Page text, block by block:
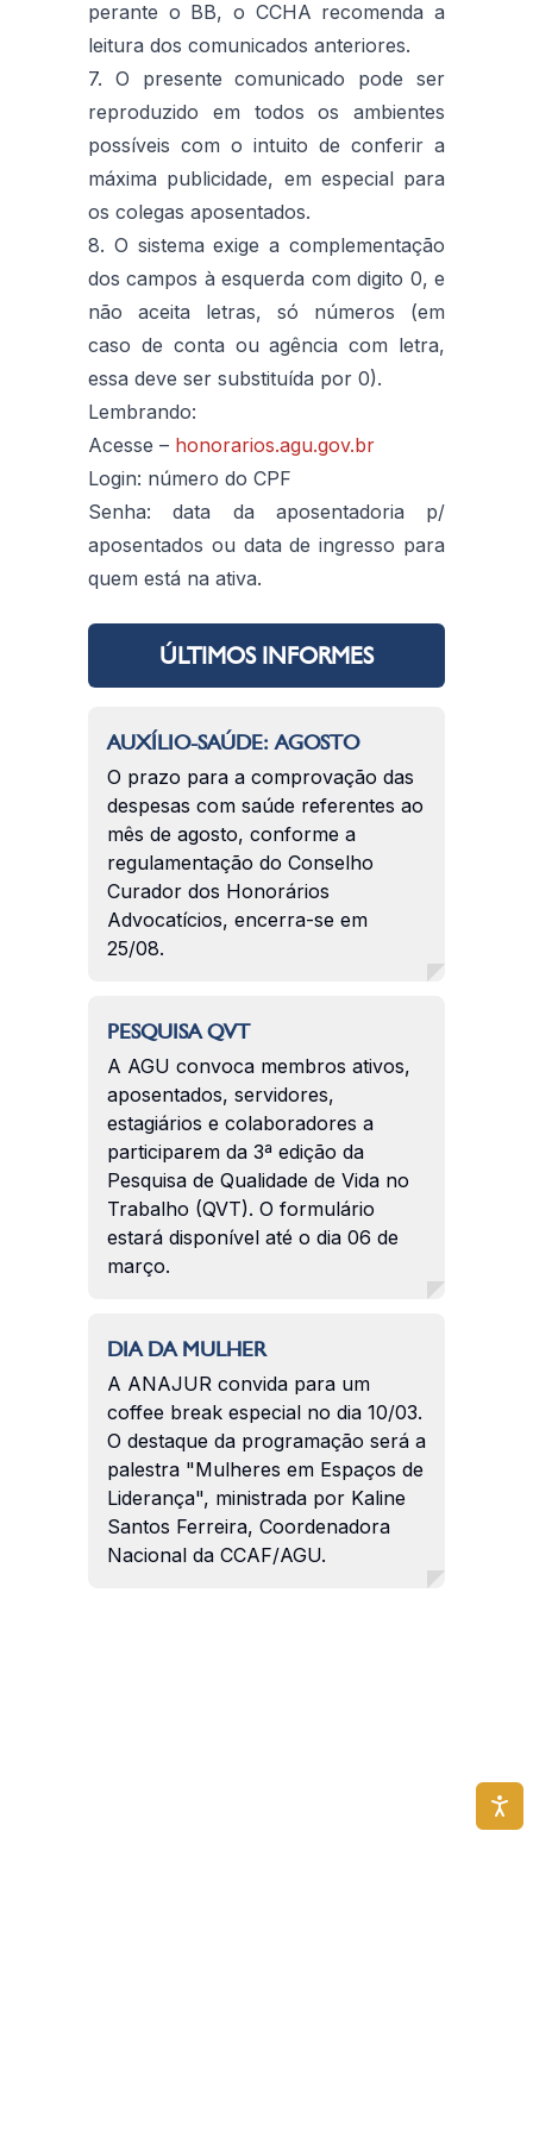
perante o BB, o CCHA recomenda a
leitura dos comunicados anteriores.
7. O presente comunicado pode ser
reproduzido em todos os ambientes
possíveis com o intuito de conferir a
máxima publicidade, em especial para
os colegas aposentados.
8. O sistema exige a complementação
dos campos à esquerda com digito 0, e
não aceita letras, só números (em
caso de conta ou agência com letra,
essa deve ser substituída por 0).
Lembrando:
Acesse – honorarios.agu.gov.br
Login: número do CPF
Senha: data da aposentadoria p/
aposentados ou data de ingresso para
quem está na ativa.
ÚLTIMOS INFORMES
AUXÍLIO-SAÚDE: AGOSTO
O prazo para a comprovação das
despesas com saúde referentes ao
mês de agosto, conforme a
regulamentação do Conselho
Curador dos Honorários
Advocatícios, encerra-se em
25/08.
PESQUISA QVT
A AGU convoca membros ativos,
aposentados, servidores,
estagiários e colaboradores a
participarem da 3ª edição da
Pesquisa de Qualidade de Vida no
Trabalho (QVT). O formulário
estará disponível até o dia 06 de
março.
DIA DA MULHER
A ANAJUR convida para um
coffee break especial no dia 10/03.
O destaque da programação será a
palestra "Mulheres em Espaços de
Liderança", ministrada por Kaline
Santos Ferreira, Coordenadora
Nacional da CCAF/AGU.